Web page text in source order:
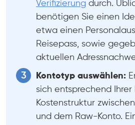
Verifizierung durch.
benötigen Sie einen
etwa einen
Reisepass, sowie
aktuellen
Kontotyp auswählen:
sich entsprechend
Kostenstruktur
und dem Raw-Konto.